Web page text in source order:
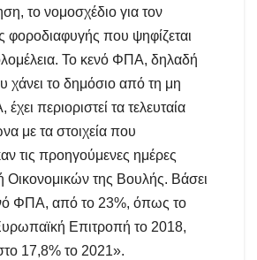
το νομοσχέδιο για τον
φοροδιαφυγής που ψηφίζεται
Το κενό ΦΠΑ, δηλαδή
χάνει το δημόσιο από τη μη
περιοριστεί τα τελευταία
με τα στοιχεία που
τις προηγούμενες ημέρες
Οικονομικών της Βουλής. Βάσει
ΦΠΑ, από το 23%, όπως το
Επιτροπή το 2018,
17,8% το 2021».